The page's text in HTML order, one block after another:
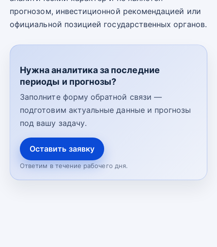
прогнозом, инвестиционной рекомендацией или
официальной позицией государственных органов.
Нужна аналитика за последние
периоды и прогнозы?
Заполните форму обратной связи —
подготовим актуальные данные и прогнозы
под вашу задачу.
Оставить заявку
Ответим в течение рабочего дня.